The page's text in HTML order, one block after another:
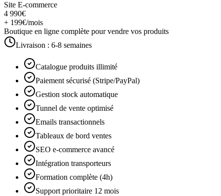
Site E-commerce
4 990€
+ 199€/mois
Boutique en ligne complète pour vendre vos produits
Livraison : 6-8 semaines
Catalogue produits illimité
Paiement sécurisé (Stripe/PayPal)
Gestion stock automatique
Tunnel de vente optimisé
Emails transactionnels
Tableaux de bord ventes
SEO e-commerce avancé
Intégration transporteurs
Formation complète (4h)
Support prioritaire 12 mois